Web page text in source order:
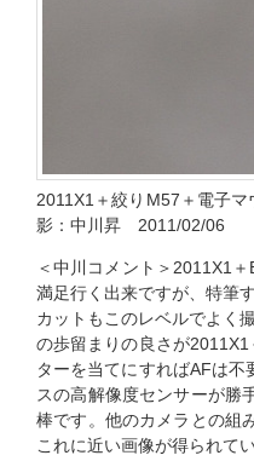
2011X1＋絞りM57＋電
影：中川昇 2011/02/06
＜中川コメント＞2011X1
満足行く出来ですが、特筆
カットもこのレベルでよく
の歩留まりの良さが
ターを当てにすればAFは
スの高解像度センサーが勝
棒です。他のカメラとの組
これに近い画像が得られて